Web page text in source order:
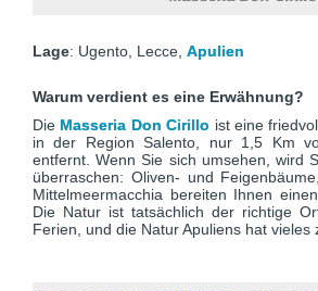
Lage: Ugento, Lecce, Apulien
Warum verdient es eine Erwähnung?
DieMasseria Don Cirillo ist eine
in der Region Salento, nur 1,5 Km
entfernt. Wenn Sie sich umsehen, wird
überraschen: Oliven- und
Mittelmeermacchia bereiten Ihnen
Die Natur ist tatsächlich der richtige
Ferien, und die Natur Apuliens hat vieles